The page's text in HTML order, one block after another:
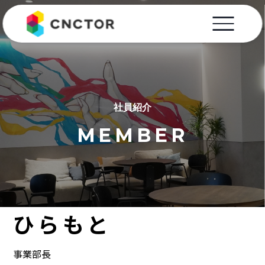
社員紹介
MEMBER
ひらもと
事業部長